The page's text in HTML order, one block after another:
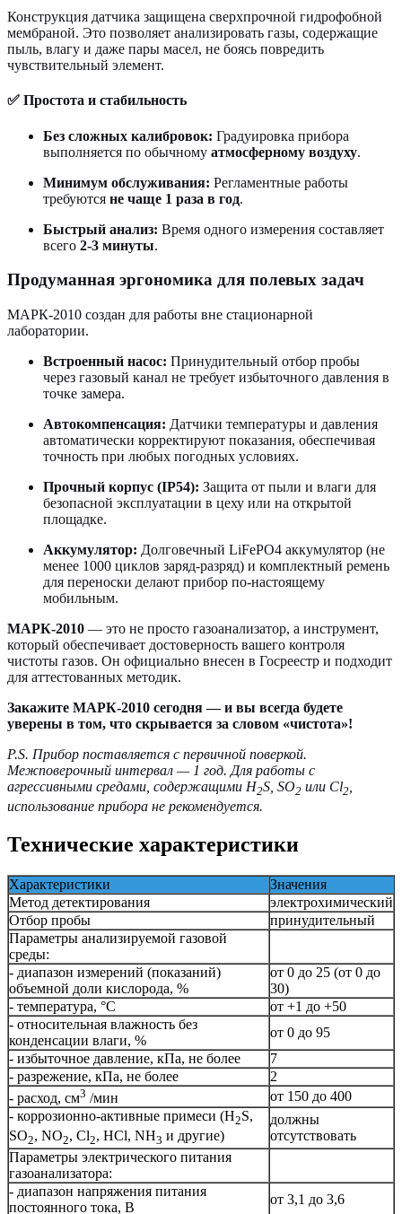
Конструкция датчика защищена сверхпрочной гидрофобной
мембраной. Это позволяет анализировать газы, содержащие
пыль, влагу и даже пары масел, не боясь повредить
чувствительный элемент.
✅ Простота и стабильность
Без сложных калибровок: Градуировка прибора
выполняется по обычному атмосферному воздуху.
Минимум обслуживания: Регламентные работы
требуются не чаще 1 раза в год.
Быстрый анализ: Время одного измерения составляет
всего 2-3 минуты.
Продуманная эргономика для полевых задач
МАРК-2010 создан для работы вне стационарной
лаборатории.
Встроенный насос: Принудительный отбор пробы
через газовый канал не требует избыточного давления в
точке замера.
Автокомпенсация: Датчики температуры и давления
автоматически корректируют показания, обеспечивая
точность при любых погодных условиях.
Прочный корпус (IP54): Защита от пыли и влаги для
безопасной эксплуатации в цеху или на открытой
площадке.
Аккумулятор: Долговечный LiFePO4 аккумулятор (не
менее 1000 циклов заряд-разряд) и комплектный ремень
для переноски делают прибор по-настоящему
мобильным.
МАРК-2010 — это не просто газоанализатор, а инструмент,
который обеспечивает достоверность вашего контроля
чистоты газов. Он официально внесен в Госреестр и подходит
для аттестованных методик.
Закажите МАРК-2010 сегодня — и вы всегда будете
уверены в том, что скрывается за словом «чистота»!
P.S. Прибор поставляется с первичной поверкой.
Межповерочный интервал — 1 год. Для работы с
агрессивными средами, содержащими H2S, SO2 или Cl2
использование прибора не рекомендуется.
Технические характеристики
Характеристики
Значения
Метод детектирования
электрохимический
Отбор пробы
принудительный
Параметры анализируемой газовой
среды:
- диапазон измерений (показаний)
объемной доли кислорода, %
от 0 до 25 (от 0 до
30)
- температура, °С
от +1 до +50
- относительная влажность без
конденсации влаги, %
от 0 до 95
- избыточное давление, кПа, не более
7
- разрежение, кПа, не более
2
- расход, см3 /мин
от 150 до 400
- коррозионно-активные примеси (H2S,
SO2, NO2, Cl2, HCl, NH3 и другие)
должны
отсутствовать
Параметры электрического питания
газоанализатора:
- диапазон напряжения питания
постоянного тока, В
от 3,1 до 3,6